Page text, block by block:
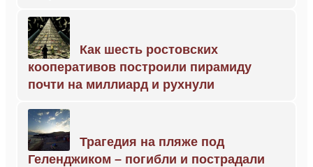
Как шесть ростовских
кооперативов построили пирамиду
почти на миллиард и рухнули
Трагедия на пляже под
Геленджиком – погибли и пострадали